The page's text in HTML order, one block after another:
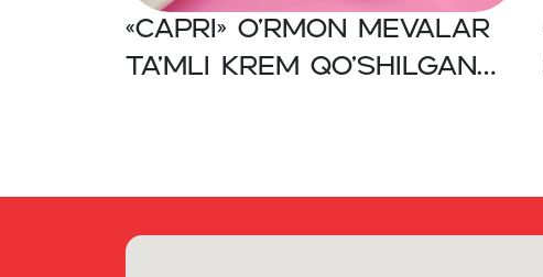
«CAPRI» O’rmon mevalar
ta’mli krem qo’shilgan